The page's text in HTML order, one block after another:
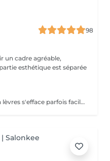
98
un cadre agréable,
esthétique est séparée
Pour un côté pratique : le rouge à lèvres s'efface parfois facilement ou laisse des traces. Pour un côté esthétique (lèvres trop fines, asymétriques etc...) : Le maquillage permanent vous permettra de remodeler vos lèvres. Le maquillage permanent vous permet de dessiner le contour des lèvres ou de faire un remplissage. Ce dernier n'a pas pour but de vous donner l'effet d'un rouge à lèvres mais plutôt de leur redonner une coloration naturelle et du volume.